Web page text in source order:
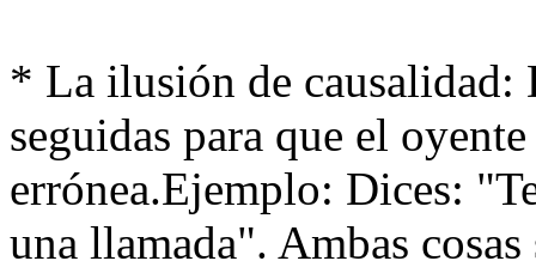
* La ilusión de causalidad:
seguidas para que el
errónea.Ejemplo: Dices:
una llamada". Ambas